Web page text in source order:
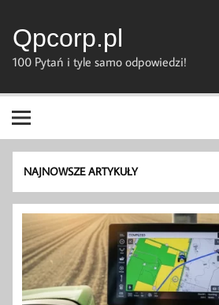
content
Qpcorp.pl
100 Pytań i tyle samo odpowiedzi!
NAJNOWSZE ARTYKUŁY